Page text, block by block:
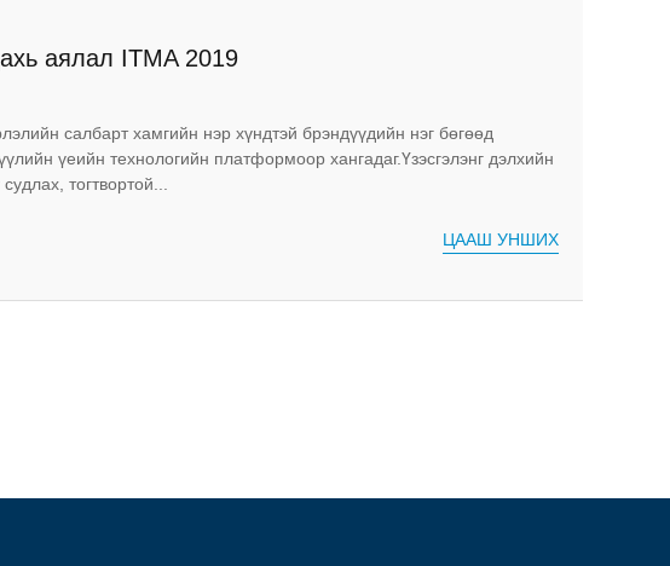
аялал ITMA 2019
салбарт хамгийн нэр хүндтэй брэндүүдийн нэг бөгөөд
үеийн технологийн платформоор хангадаг.Үзэсгэлэнг дэлхийн
тогтвортой...
ЦААШ УНШИХ